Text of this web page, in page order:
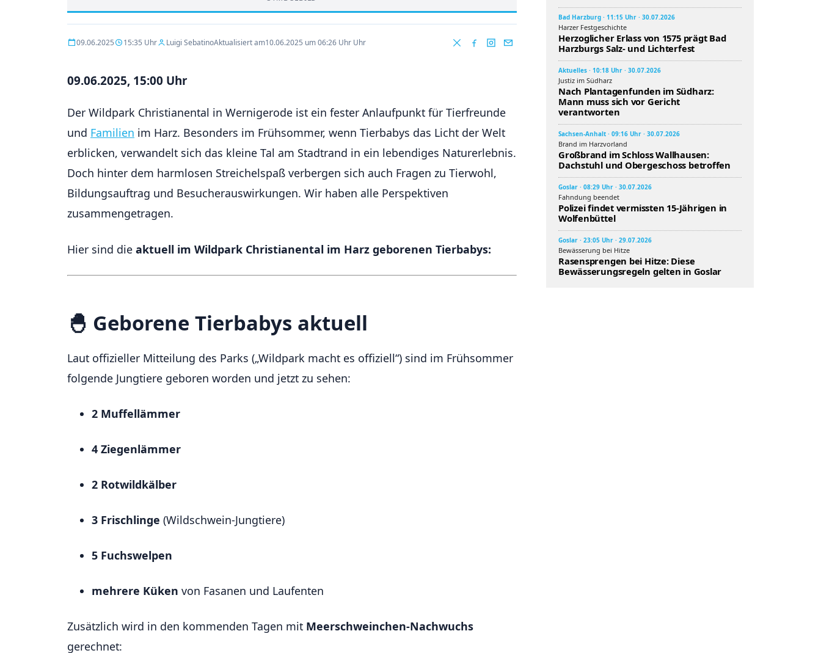
09.06.2025 15:35 Uhr Luigi SebatinoAktualisiert am10.06.2025 um 06:26 Uhr Uhr
09.06.2025, 15:00 Uhr
Der Wildpark Christianental in Wernigerode ist ein fester Anlaufpunkt für Tierfreunde
und Familien im Harz. Besonders im Frühsommer, wenn Tierbabys das Licht der Welt
erblicken, verwandelt sich das kleine Tal am Stadtrand in ein lebendiges Naturerlebnis.
Doch hinter dem harmlosen Streichelspaß verbergen sich auch Fragen zu Tierwohl,
Bildungsauftrag und Besucherauswirkungen. Wir haben alle Perspektiven
zusammengetragen.
Hier sind die aktuell im Wildpark Christianental im Harz geborenen Tierbabys:
🐣 Geborene Tierbabys aktuell
Laut offizieller Mitteilung des Parks („Wildpark macht es offiziell“) sind im Frühsommer
folgende Jungtiere geboren worden und jetzt zu sehen:
2 Muffellämmer
4 Ziegenlämmer
2 Rotwildkälber
3 Frischlinge (Wildschwein-Jungtiere)
5 Fuchswelpen
mehrere Küken von Fasanen und Laufenten
Zusätzlich wird in den kommenden Tagen mit Meerschweinchen-Nachwuchs
gerechnet:
Bad Harzburg · 11:15 Uhr · 30.07.2026
Harzer Festgeschichte
Herzoglicher Erlass von 1575 prägt Bad
Harzburgs Salz- und Lichterfest
Aktuelles · 10:18 Uhr · 30.07.2026
Justiz im Südharz
Nach Plantagenfunden im Südharz:
Mann muss sich vor Gericht
verantworten
Sachsen-Anhalt · 09:16 Uhr · 30.07.2026
Brand im Harzvorland
Großbrand im Schloss Wallhausen:
Dachstuhl und Obergeschoss betroffen
Goslar · 08:29 Uhr · 30.07.2026
Fahndung beendet
Polizei findet vermissten 15-Jährigen in
Wolfenbüttel
Goslar · 23:05 Uhr · 29.07.2026
Bewässerung bei Hitze
Rasensprengen bei Hitze: Diese
Bewässerungsregeln gelten in Goslar